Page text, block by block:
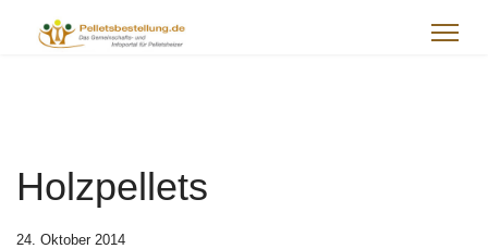
Holzpellets
24. Oktober 2014